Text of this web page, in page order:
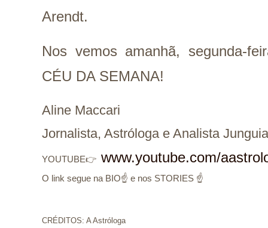
Arendt.
Nos vemos amanhã, segunda-
CÉU DA SEMANA!
Aline Maccari
Jornalista, Astróloga e Analista
YOUTUBE👉 www.youtube.com/
O link segue na BIO☝ e nos STORIES ☝
CRÉDITOS: A Astróloga